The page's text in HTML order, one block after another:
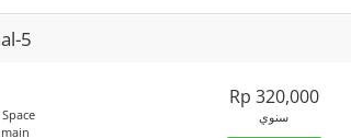
5
Rp 320,000
سنوي